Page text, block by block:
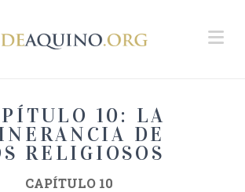
10: LA
DE
RELIGIOSOS
CAPÍTULO 10